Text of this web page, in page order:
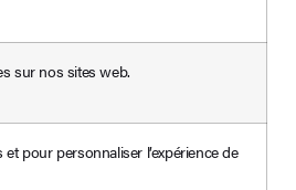
sur nos sites web.
pour personnaliser l’expérience de